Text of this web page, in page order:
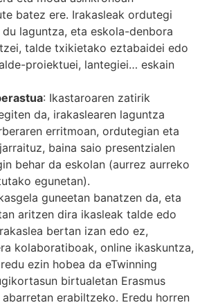
batez ere. Irakasleak ordutegi
laguntza, eta eskola-denbora
talde txikietako eztabaidei edo
proiektuei, lantegiei… eskain
: Ikastaroaren zatirik
da, irakaslearen laguntza
erritmoan, ordutegian eta
baina saio presentzialen
behar da eskolan (aurrez aurreko
egunetan).
guneetan banatzen da, eta
aritzen dira ikasleak talde edo
bertan izan edo ez,
kolaboratiboak, online ikaskuntza,
ezin hobea da eTwinning
birtualetan Erasmus
erabiltzeko. Eredu horren